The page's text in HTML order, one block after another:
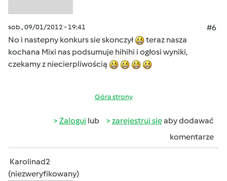
sob., 09/01/2012 - 19:41
#6
No i nastepny konkurs sie skonczył
teraz nasza
kochana Mixi nas podsumuje hihihi i ogłosi wyniki,
czekamy z niecierpliwością
Góra strony
Zaloguj lub zarejestruj sięaby dodawać
komentarze
Karolinad2
(niezweryfikowany)